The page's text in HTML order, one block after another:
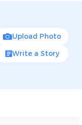
Upload Photo
Write a Story